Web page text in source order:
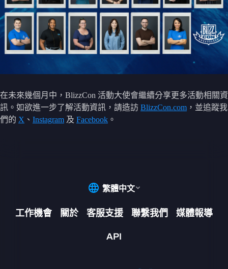
在未來幾個月中，BlizzCon 活動大使會繼續分享更多活動相關資
訊。如欲進一步了解活動資訊，請造訪 BlizzCon.com ，並追蹤我
們的 X 、 Instagram 及 Facebook 。